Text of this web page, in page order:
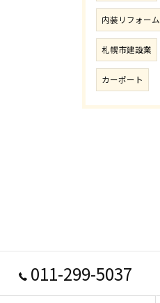
内装リフォーム
札幌市建設業
カーポート
011-299-5037